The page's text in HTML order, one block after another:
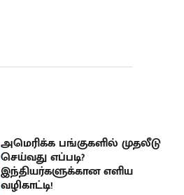
அமெரிக்க பங்குகளில் முதலீடு
செய்வது எப்படி?
இந்தியர்களுக்கான எளிய
வழிகாட்டி!